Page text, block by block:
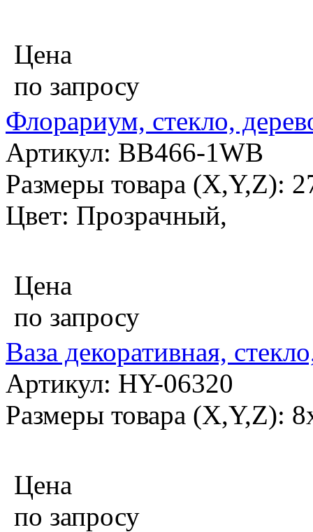
Цена
по запросу
Флорариум, стекло,
Артикул: BB466-1WB
Размеры товара (X,Y,Z):
Цвет: Прозрачный,
Цена
по запросу
Ваза декоративная,
Артикул: HY-06320
Размеры товара (X,Y,Z):
Цена
по запросу